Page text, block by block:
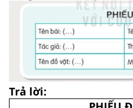
Trả lời: